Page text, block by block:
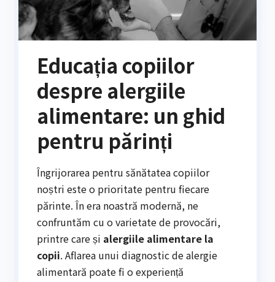
Educația copiilor
despre alergiile
alimentare: un ghid
pentru părinți
Îngrijorarea pentru sănătatea copiilor
noștri este o prioritate pentru fiecare
părinte. În era noastră modernă, ne
confruntăm cu o varietate de provocări,
printre care și alergiile alimentare la
copii. Aflarea unui diagnostic de alergie
alimentară poate fi o experiență